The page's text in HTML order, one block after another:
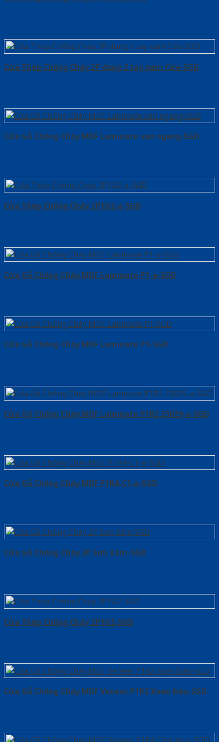
Cửa Thép Chống Cháy 2P dung 2 tay nam Cửa-SGD
Cửa Gỗ Chống Cháy MDF Laminate van ngang-SGD
Cửa Thép Chống Cháy 2P1G2-a-SGD
Cửa Gỗ Chống Cháy MDF Laminate P1-a-SGD
Cửa Gỗ Chống Cháy MDF Laminate P1-SGD
Cửa Gỗ Chống Cháy MDF Laminate P1R2 23029-a-SGD
Cửa Gỗ Chống Cháy MDF P1R4-C1-a-SGD
Cửa Gỗ Chống Cháy 2P Sơn Xám-SGD
Cửa Thép Chống Cháy 2P1G2-SGD
Cửa Gỗ Chống Cháy MDF Veneer P1R2 Xoan Đào-SGD